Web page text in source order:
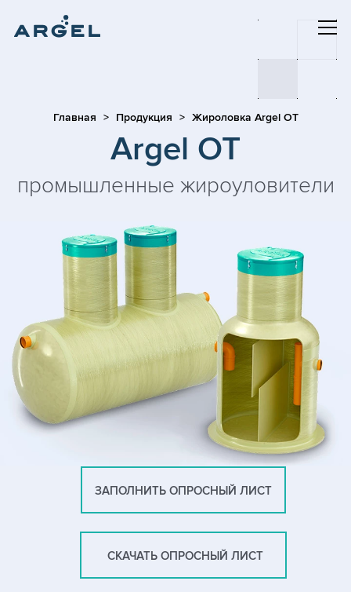
Главная Продукция Жироловка Argel OT
Argel OT
промышленные жироуловители
ЗАПОЛНИТЬ ОПРОСНЫЙ ЛИСТ
СКАЧАТЬ ОПРОСНЫЙ ЛИСТ